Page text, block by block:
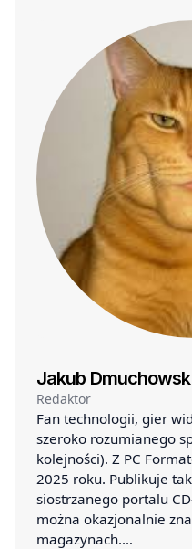
Jakub
Redaktor
Fan technologii, gier
szeroko rozumianego
kolejności). Z PC
2025 roku. Publikuje
siostrzanego portalu
można okazjonalnie
magazynach.…